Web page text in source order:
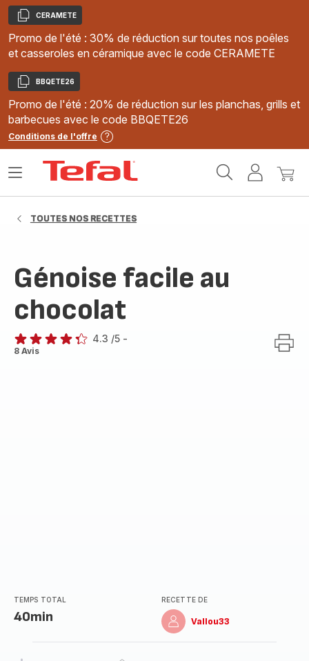
Copier
CERAMETE
Promo de l'été : 30% de réduction sur toutes nos poêles
et casseroles en céramique avec le code CERAMETE
Copier
BBQETE26
Promo de l'été : 20% de réduction sur les planchas, grills et
barbecues avec le code BBQETE26
Conditions de l'offre
MonMon
Ouvrir
TOUTES NOS RECETTES
Génoise facile au
chocolat
ratings.4.3
4.3 /5 -
8 Avis
TEMPS TOTAL
40min
RECETTE DE
Vallou33